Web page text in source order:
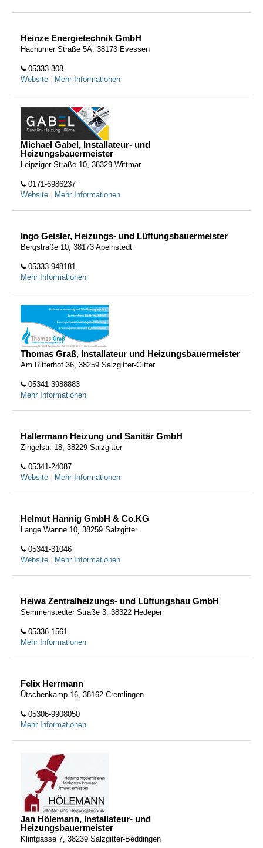
Heinze Energietechnik GmbH
Hachumer Straße 5A, 38173 Evessen
05333-308
Website
Mehr Informationen
Michael Gabel, Installateur- und
Heizungsbauermeister
Leipziger Straße 10, 38329 Wittmar
0171-6986237
Website
Mehr Informationen
Ingo Geisler, Heizungs- und Lüftungsbauermeister
Bergstraße 10, 38173 Apelnstedt
05333-948181
Mehr Informationen
Thomas Graß, Installateur und Heizungsbauermeister
Am Ritterhof 36, 38259 Salzgitter-Gitter
05341-3988883
Mehr Informationen
Hallermann Heizung und Sanitär GmbH
Zingelstr. 18, 38229 Salzgitter
05341-24087
Website
Mehr Informationen
Helmut Hannig GmbH & Co.KG
Lange Wanne 10, 38259 Salzgitter
05341-31046
Website
Mehr Informationen
Heiwa Zentralheizungs- und Lüftungsbau GmbH
Semmenstedter Straße 3, 38322 Hedeper
05336-1561
Mehr Informationen
Felix Herrmann
Ütschenkamp 16, 38162 Cremlingen
05306-9908050
Mehr Informationen
Jan Hölemann, Installateur- und
Heizungsbauermeister
Klintgasse 7, 38239 Salzgitter-Beddingen